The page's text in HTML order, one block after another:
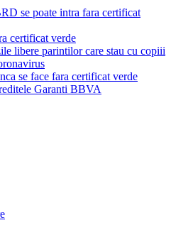
se poate intra fara certificat
certificat verde
libere parintilor care stau cu copiii
se face fara certificat verde
Garanti BBVA